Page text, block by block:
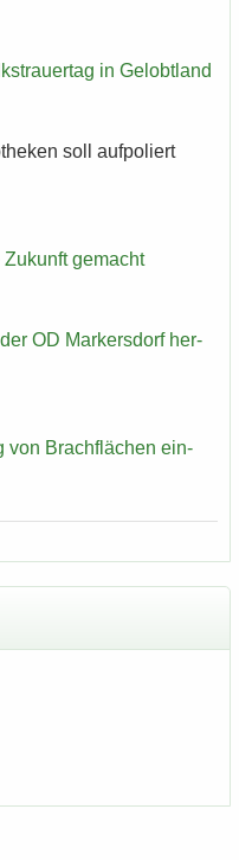
in Ge­lobt­land
soll auf­po­liert
ge­macht
OD Mar­kers­dorf her­
von Brach­flä­chen ein­